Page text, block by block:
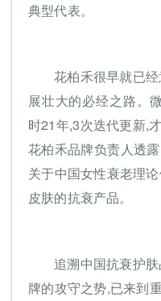
典型代表。
花柏禾很早就已
展壮大的必经之路。
时21年,3次迭代更新,
花柏禾品牌负责人透
关于中国女性衰老理
皮肤的抗衰产品。
追溯中国抗衰护
牌的攻守之势,已来到